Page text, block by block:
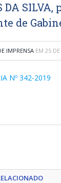
DA
de
IMPRENSA EM 25
Nº 342-2019